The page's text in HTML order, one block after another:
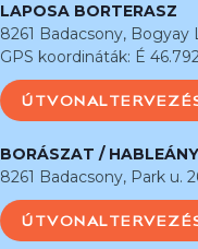
LAPOSA BORTERASZ
8261 Badacsony, Bogyay
GPS koordináták: É
BORÁSZAT /
8261 Badacsony, Park u.